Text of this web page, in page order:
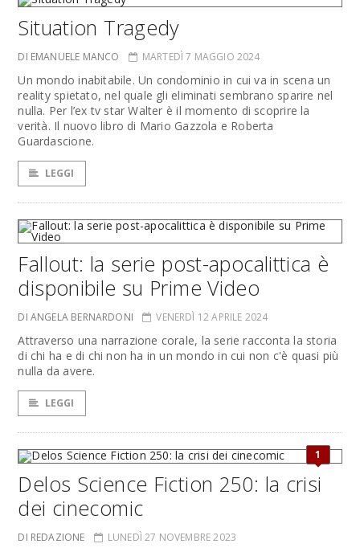
Situation Tragedy
DI EMANUELE MANCO MARTEDÌ 7 MAGGIO 2024
Un mondo inabitabile. Un condominio in cui va in scena un
reality spietato, nel quale gli eliminati sembrano sparire nel
nulla. Per l’ex tv star Walter è il momento di scoprire la
verità. Il nuovo libro di Mario Gazzola e Roberta
Guardascione.
LEGGI
Fallout: la serie post-apocalittica è
disponibile su Prime Video
DI ANGELA BERNARDONI VENERDÌ 12 APRILE 2024
Attraverso una narrazione corale, la serie racconta la storia
di chi ha e di chi non ha in un mondo in cui non c'è quasi più
nulla da avere.
LEGGI
1
Delos Science Fiction 250: la crisi
dei cinecomic
DI REDAZIONE LUNEDÌ 27 NOVEMBRE 2023